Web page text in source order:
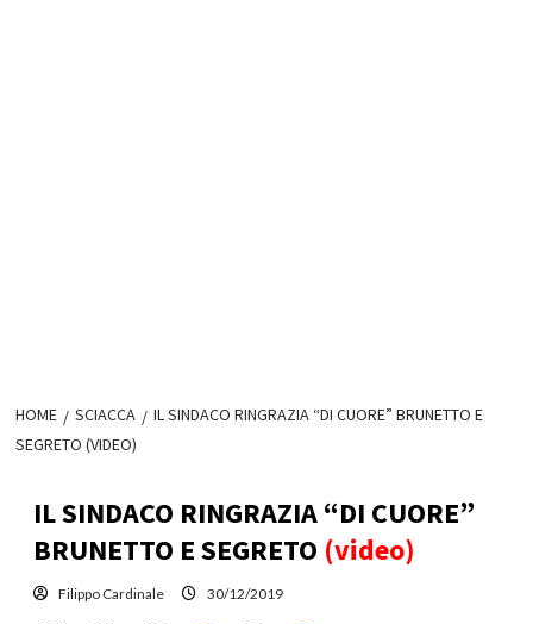
HOME SCIACCA
IL SINDACO RINGRAZIA “DI CUORE” BRUNETTO E
SEGRETO (VIDEO)
IL SINDACO RINGRAZIA “DI CUORE”
BRUNETTO E SEGRETO (video)
Filippo Cardinale 30/12/2019